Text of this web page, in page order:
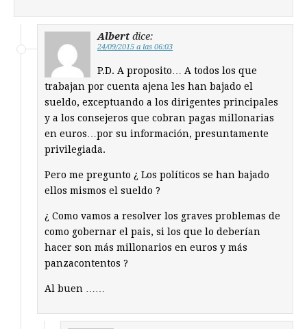
Albert dice:
24/09/2015 a las 06:03
P.D. A proposito… A todos los que
trabajan por cuenta ajena les han bajado el
sueldo, exceptuando a los dirigentes principales
y a los consejeros que cobran pagas millonarias
en euros…por su información, presuntamente
privilegiada.
Pero me pregunto ¿ Los políticos se han bajado
ellos mismos el sueldo ?
¿ Como vamos a resolver los graves problemas de
como gobernar el pais, si los que lo deberían
hacer son más millonarios en euros y más
panzacontentos ?
Al buen ……